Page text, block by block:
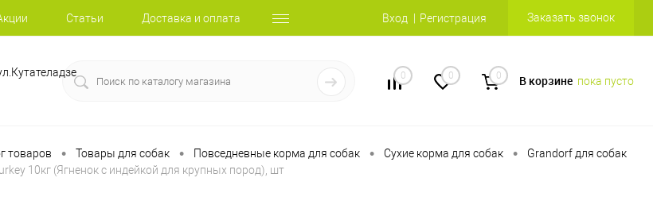
Статьи Доставка и оплата Вход Регистрация Заказать звонок
0 0 0 В корзине пока пусто
товаров • Товары для собак • Повседневные корма для собак • Сухие корма для собак • Grandorf для собак
10кг (Ягненок с индейкой для крупных пород), шт